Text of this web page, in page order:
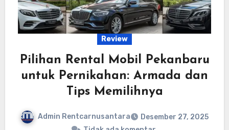
Review
Pilihan Rental Mobil Pekanbaru
untuk Pernikahan: Armada dan
Tips Memilihnya
Admin Rentcarnusantara
Desember 27, 2025